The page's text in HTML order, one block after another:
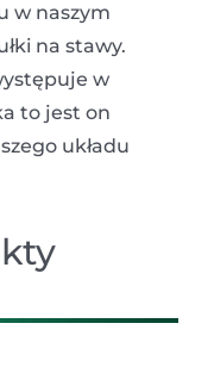
w naszym
na stawy.
w
to jest on
układu